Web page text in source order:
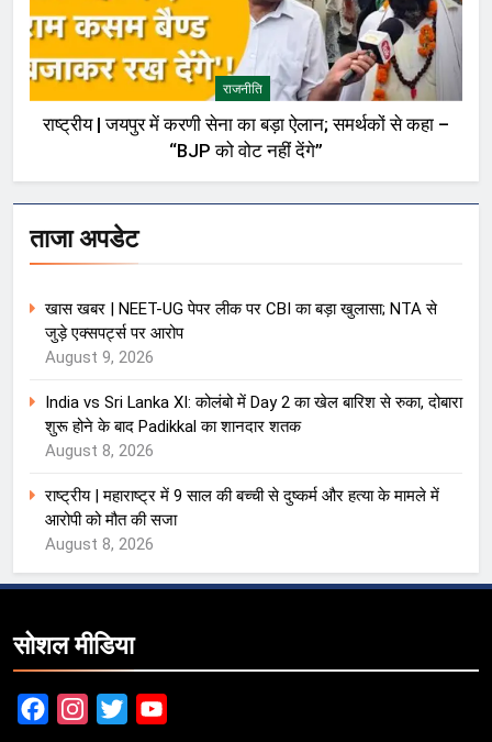
राजनीति
राष्ट्रीय | जयपुर में करणी सेना का बड़ा ऐलान; समर्थकों से कहा –
“BJP को वोट नहीं देंगे”
ताजा अपडेट
खास खबर | NEET-UG पेपर लीक पर CBI का बड़ा खुलासा; NTA से
जुड़े एक्सपर्ट्स पर आरोप
August 9, 2026
India vs Sri Lanka XI: कोलंबो में Day 2 का खेल बारिश से रुका, दोबारा
शुरू होने के बाद Padikkal का शानदार शतक
August 8, 2026
राष्ट्रीय | महाराष्ट्र में 9 साल की बच्ची से दुष्कर्म और हत्या के मामले में
आरोपी को मौत की सजा
August 8, 2026
सोशल मीडिया
FacebookInstagram
Twitter